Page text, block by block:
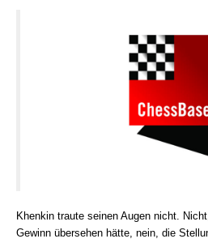
Khenkin traute seinen Augen nicht.
Gewinn übersehen hätte, nein, die